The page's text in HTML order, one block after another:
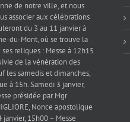
de notre ville, et nous
associer aux célébrations
du 3 au 11 janvier à
du-Mont, où se trouve la
ses reliques : Messe à 12h15
de la vénération des
les samedis et dimanches,
à 15h. Samedi 3 janvier,
présidée par Mgr
Nonce apostolique
janvier, 15h00 – Messe